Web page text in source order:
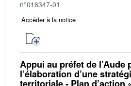
n°016347-01
Accéder à la notice
Appui au préfet de l’Aude
l’élaboration d’une